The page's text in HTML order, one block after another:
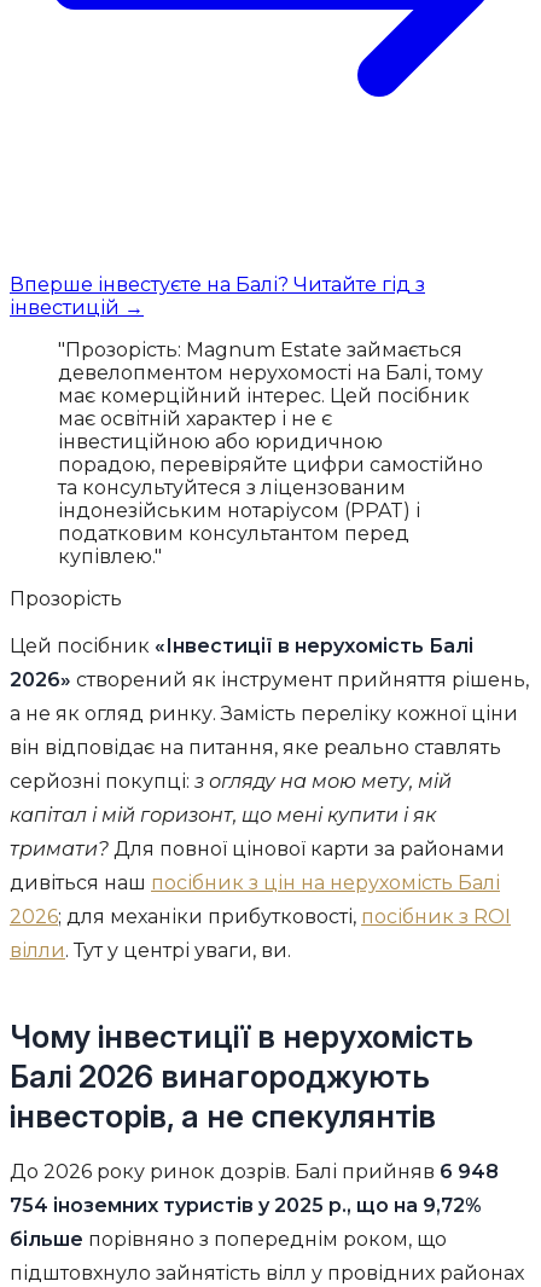
Вперше інвестуєте на Балі? Читайте гід з
інвестицій →
"Прозорість: Magnum Estate займається
девелопментом нерухомості на Балі, тому
має комерційний інтерес. Цей посібник
має освітній характер і не є
інвестиційною або юридичною
порадою, перевіряйте цифри самостійно
та консультуйтеся з ліцензованим
індонезійським нотаріусом (PPAT) і
податковим консультантом перед
купівлею."
Прозорість
Цей посібник «Інвестиції в нерухомість Балі
2026» створений як інструмент прийняття рішень,
а не як огляд ринку. Замість переліку кожної ціни
він відповідає на питання, яке реально ставлять
серйозні покупці: з огляду на мою мету, мій
капітал і мій горизонт, що мені купити і як
тримати? Для повної цінової карти за районами
дивіться наш посібник з цін на нерухомість Балі
2026; для механіки прибутковості, посібник з ROI
вілли. Тут у центрі уваги, ви.
Чому інвестиції в нерухомість
Балі 2026 винагороджують
інвесторів, а не спекулянтів
До 2026 року ринок дозрів. Балі прийняв 6 948
754 іноземних туристів у 2025 р., що на 9,72%
більше порівняно з попереднім роком, що
підштовхнуло зайнятість вілл у провідних районах